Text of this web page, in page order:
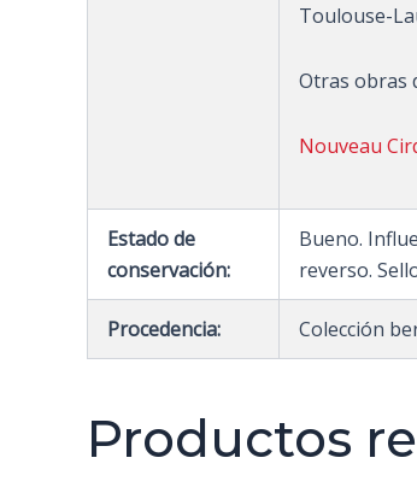
Toulouse-
Otras obras
Nouveau
Estado de
conservación:
Bueno.
reverso.
Procedencia: Colección
Productos